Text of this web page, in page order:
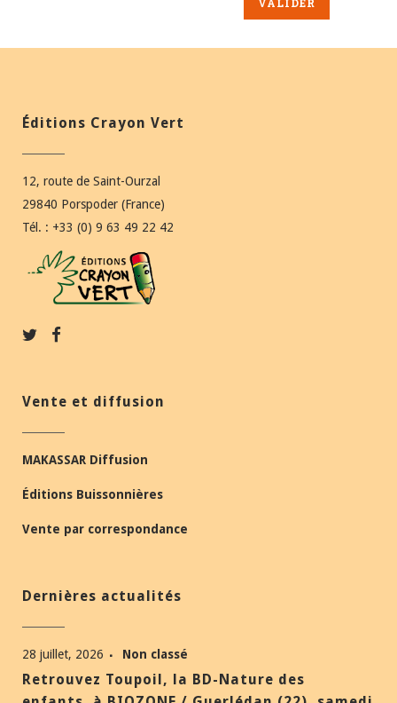
Éditions Crayon Vert
12, route de Saint-Ourzal
29840 Porspoder (France)
Tél. : +33 (0) 9 63 49 22 42
Vente et diffusion
MAKASSAR Diffusion
Éditions Buissonnières
Vente par correspondance
Dernières actualités
28 juillet, 2026 Non classé
Retrouvez Toupoil, la BD-Nature des